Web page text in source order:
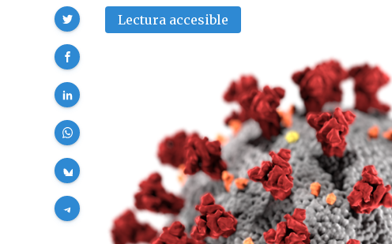
Lectura accesible
Compartir